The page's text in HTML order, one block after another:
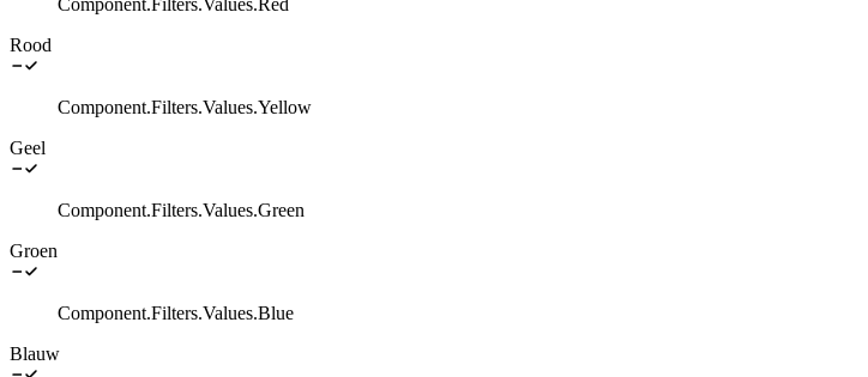
Rood
Component.Filters.Values.Yellow
Geel
Component.Filters.Values.Green
Groen
Component.Filters.Values.Blue
Blauw